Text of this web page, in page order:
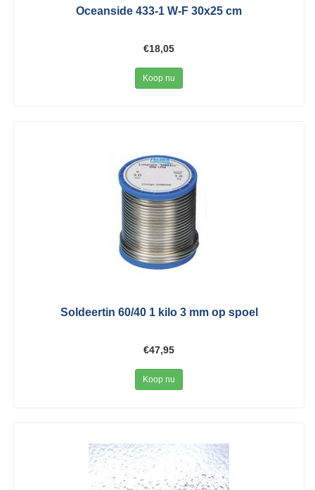
Oceanside 433-1 W-F 30x25 cm
€18,05
Koop nu
Soldeertin 60/40 1 kilo 3 mm op spoel
€47,95
Koop nu